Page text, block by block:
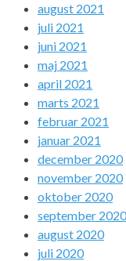
august 2021
juli 2021
juni 2021
maj 2021
april 2021
marts 2021
februar 2021
januar 2021
december 2020
november 2020
oktober 2020
september 2020
august 2020
juli 2020